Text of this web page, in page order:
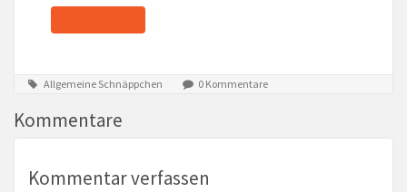
Allgemeine Schnäppchen 0 Kommentare
Kommentare
Kommentar verfassen